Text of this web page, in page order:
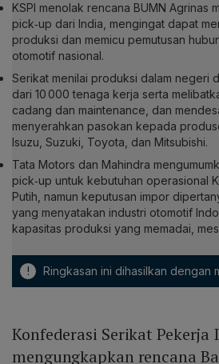
KSPI menolak rencana BUMN Agrinas
pick‑up dari India, mengingat dapat
produksi dan memicu pemutusan
otomotif nasional.
Serikat menilai produksi dalam negeri
dari 10 000 tenaga kerja serta
cadang dan maintenance, dan
menyerahkan pasokan kepada
Isuzu, Suzuki, Toyota, dan Mitsubishi.
Tata Motors dan Mahindra
pick‑up untuk kebutuhan operasional
Putih, namun keputusan impor
yang menyatakan industri otomotif
kapasitas produksi yang memadai,
! Ringkasan ini dihasilkan dengan
Konfederasi Serikat Pekerja
mengungkapkan rencana